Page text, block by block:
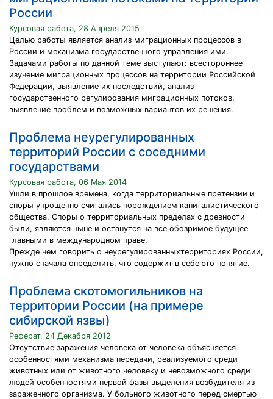
России
Курсовая работа, 28 Апреля 2015
Целью работы является анализ миграционных процессов в
России и механизма государственного управления ими.
Задачами работы по данной теме выступают: всестороннее
изучение миграционных процессов на территории Российской
Федерации, выявление их последствий, анализ
государственного регулирования миграционных потоков,
выявление проблем и возможных вариантов их решения.
Проблема неурегулированных
территорий России с соседними
государствами
Курсовая работа, 06 Мая 2014
Ушли в прошлое времена, когда территориальные претензии и
споры упрощенно считались порождением капиталистического
общества. Споры о территориальных пределах с древности
были, являются ныне и останутся на все обозримое будущее
главными в международном праве.
Прежде чем говорить о неурегулированныхтерриториях России,
нужно сначала определить, что содержит в себе это понятие.
Проблема скотомогильников на
территории России (на примере
сибирской язвы)
Реферат, 24 Декабря 2012
Отсутствие заражения человека от человека объясняется
особенностями механизма передачи, реализуемого среди
животных или от животного человеку и невозможного среди
людей особенностями первой фазы выделения возбудителя из
зараженного организма. У больного животного перед смертью